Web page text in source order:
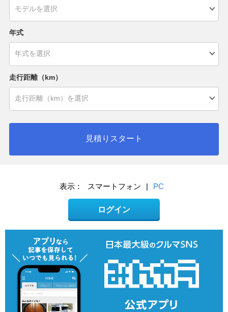
年式
走行距離（km）
見積りスタート
表示： スマートフォン | PC
ログイン